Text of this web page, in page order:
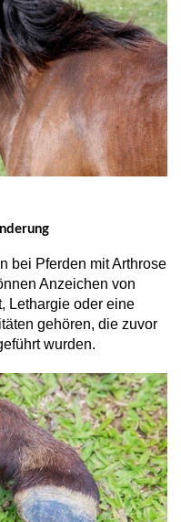
bei Pferden mit Arthrose
Anzeichen von
Lethargie oder eine
gehören, die zuvor
wurden.